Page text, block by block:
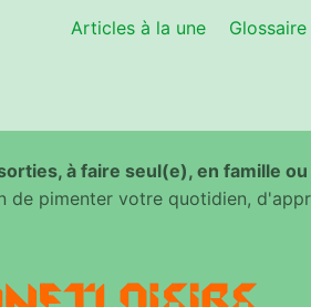
Articles à la une Glossaire
à faire seul(e), en famille
de pimenter votre quotidien,